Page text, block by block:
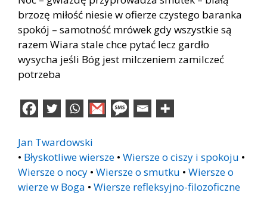
brzozę miłość niesie w ofierze czystego baranka
spokój – samotność mrówek gdy wszystkie są
razem Wiara stale chce pytać lecz gardło
wysycha jeśli Bóg jest milczeniem zamilczeć
potrzeba
Jan Twardowski
• Błyskotliwe wiersze • Wiersze o ciszy i spokoju •
Wiersze o nocy • Wiersze o smutku • Wiersze o
wierze w Boga • Wiersze refleksyjno-filozoficzne